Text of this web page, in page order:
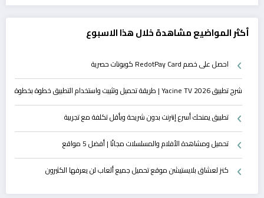
أكثر المواضيع مشاهدة خلال هذا الاسبوع
احصل على خصم RedotPay Card كوبونات حصرية
شرح تطبيق Yacine TV 2026 | طريقة تحميل وتثبيت واستخدام التطبيق خطوة بخطوة
تطبيق يمنحك أسرع إنترنت بدون شريحة وبأقل تكلفة مع تجريبة
تحميل ومشاهدة الأفلام والمسلسلات مجانًا | أفضل 5 مواقع
كنز لعشاق بلايستيشن موقع تحميل جميع ألعاب لن يعرفها الكثيرون